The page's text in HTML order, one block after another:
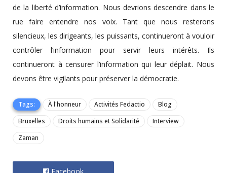
de la liberté d’information. Nous devrions descendre dans le
rue faire entendre nos voix. Tant que nous resterons
silencieux, les dirigeants, les puissants, continueront à vouloir
contrôler l’information pour servir leurs intérêts. Ils
continueront à censurer l’information qui leur déplait. Nous
devons être vigilants pour préserver la démocratie.
Tags: À l'honneur Activités Fedactio
Blog
Bruxelles
Droits humains et Solidarité
Interview
Zaman